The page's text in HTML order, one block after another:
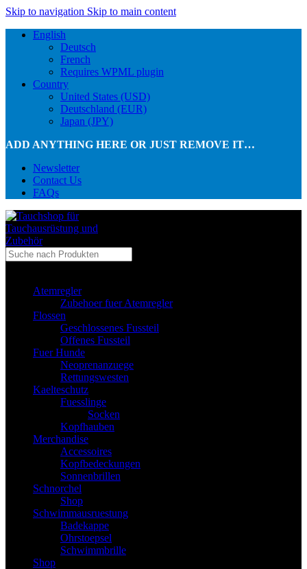
Skip to navigation Skip to main content
English
Deutsch
French
Requires WPML plugin
Country
United States (USD)
Deutschland (EUR)
Japan (JPY)
ADD ANYTHING HERE OR JUST REMOVE IT…
Newsletter
Contact Us
FAQs
Atemregler
Zubehoer fuer Atemregler
Flossen
Geschlossenes Fussteil
Offenes Fussteil
Fuer Hunde
Neoprenanzuege
Rettungswesten
Kaelteschutz
Fuesslinge
Socken
Kopfhauben
Merchandise
Accessoires
Kopfbedeckungen
Sonnenbrillen
Schnorchel
Shop
Schwimmausruestung
Badekappe
Ohrstoepsel
Schwimmbrille
Shop